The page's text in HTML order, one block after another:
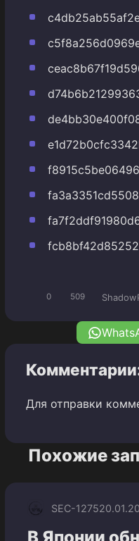
0 509
Для отправки
Похожие
SEC-1275